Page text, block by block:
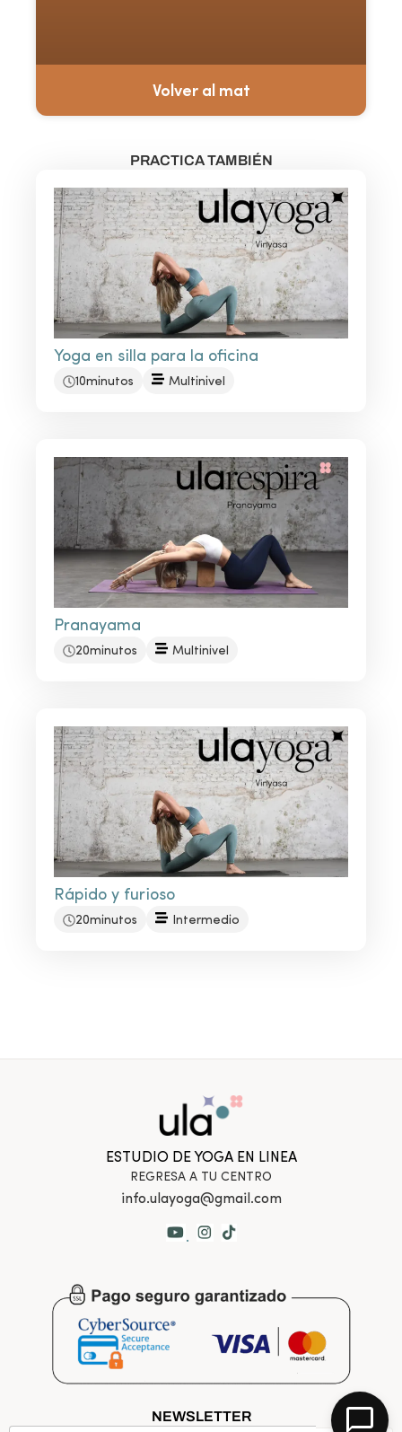
Volver al mat
PRACTICA TAMBIÉN
Yoga en silla para la oficina
10minutos Multinivel
Pranayama
20minutos Multinivel
Rápido y furioso
20minutos Intermedio
ESTUDIO DE YOGA EN LINEA
REGRESA A TU CENTRO
info.ulayoga@gmail.com
.
NEWSLETTER